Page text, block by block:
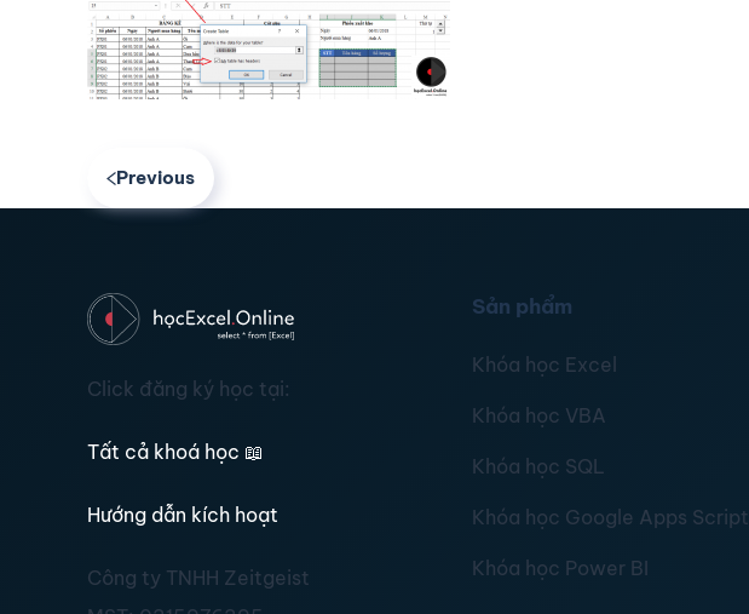
Previous
Click đăng ký học tại:
Tất cả khoá học 📖
Hướng dẫn kích hoạt
Công ty TNHH Zeitgeist
Sản phẩm
Khóa học Excel
Khóa học VBA
Khóa học SQL
Khóa học Google Apps Script
Khóa học Power BI